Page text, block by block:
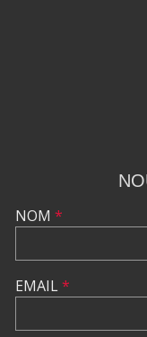
NOM *
EMAIL*